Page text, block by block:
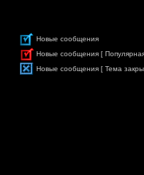
Новые сообщения
Новые сообщения [
Новые сообщения [ Тема